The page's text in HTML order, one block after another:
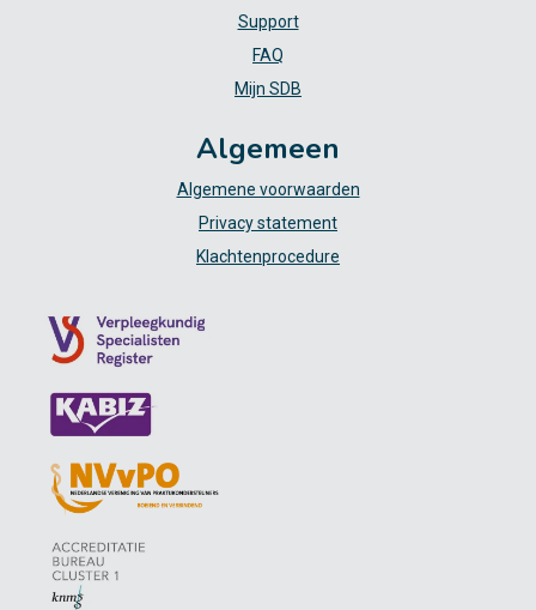
Support
FAQ
Mijn SDB
Algemeen
Algemene voorwaarden
Privacy statement
Klachtenprocedure